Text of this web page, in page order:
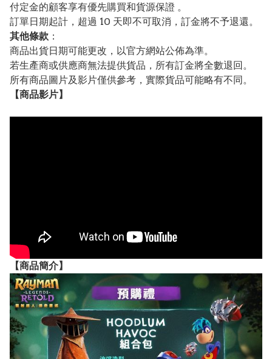
付定金的顧客享有優先購買和貨源保證 。
訂單日期起計，超過 10 天即不可取消，訂金將不予退還。
其他條款 ：
商品出貨日期可能更改，以官方網站公佈為準。
若生產商或供應商無法提供貨品，所有訂金將全數退回。
所有商品圖片及影片僅供參考，實際貨品可能略有不同。
【商品影片】
【商品簡介】